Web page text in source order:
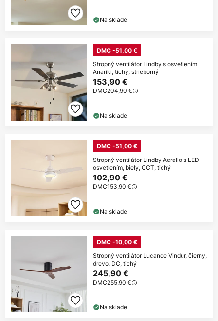
Na sklade
DMC -51,00 €
Stropný ventilátor Lindby s osvetlením
Anariki, tichý, strieborný
153,90 €
DMC204,90 €
Na sklade
DMC -51,00 €
Stropný ventilátor Lindby Aerallo s LED
osvetlením, biely, CCT, tichý
102,90 €
DMC153,90 €
Na sklade
DMC -10,00 €
Stropný ventilátor Lucande Vindur, čierny,
drevo, DC, tichý
245,90 €
DMC255,90 €
Na sklade